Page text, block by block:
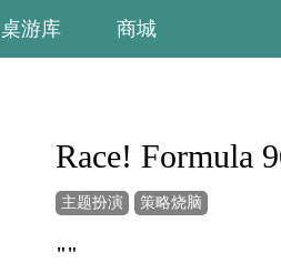
桌游库 商城
Race! Formula
主题扮演 策略烧脑
""